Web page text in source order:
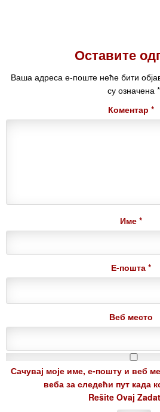
Оставите
Ваша адреса е-поште неће бити
су означена *
Коментар *
Име *
Е-пошта *
Веб место
Сачувај моје име, е-пошту и веб
веба за следећи пут када
Rešite Ovaj